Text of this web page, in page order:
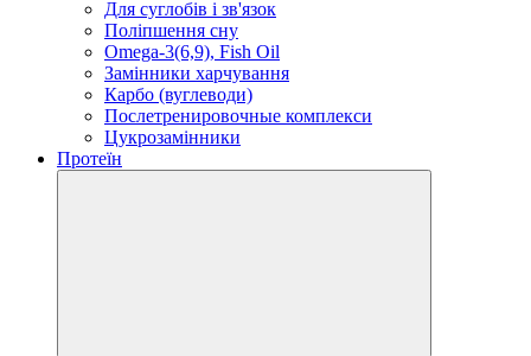
Для суглобів і зв'язок
Поліпшення сну
Omega-3(6,9), Fish Oil
Замінники харчування
Карбо (вуглеводи)
Послетренировочные комплекси
Цукрозамінники
Протеїн